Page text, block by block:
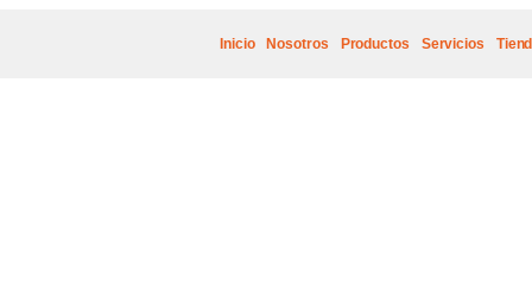
Inicio Nosotros Productos Servicios